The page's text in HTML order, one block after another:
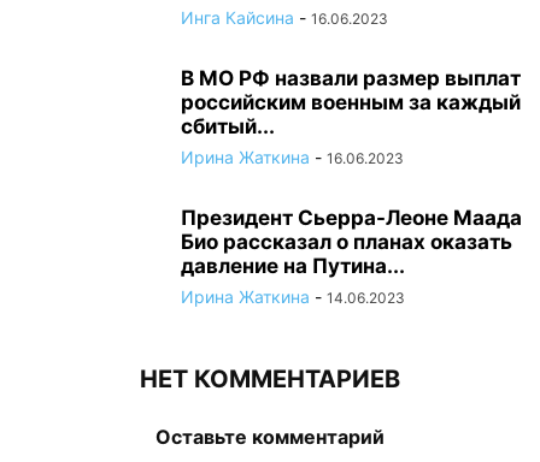
Инга Кайсина - 16.06.2023
В МО РФ назвали размер выплат
российским военным за каждый
сбитый...
Ирина Жаткина - 16.06.2023
Президент Сьерра-Леоне Маада
Био рассказал о планах оказать
давление на Путина...
Ирина Жаткина - 14.06.2023
НЕТ КОММЕНТАРИЕВ
Оставьте комментарий